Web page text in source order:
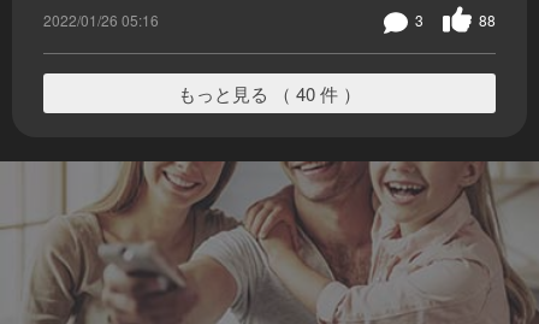
2022/01/26 05:16 88
3
もっと見る （ 40 件 ）